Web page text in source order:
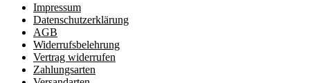
Impressum
Datenschutzerklärung
AGB
Widerrufsbelehrung
Vertrag widerrufen
Zahlungsarten